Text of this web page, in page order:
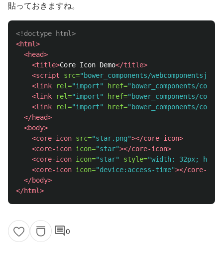
貼っておきますね。
<!doctype html>
<html>
<head>
<title>Core Icon Demo</title>
<script src="bower_components/webcomponentsjs/
<link
rel="import" href="bower_components/
<link
rel="import" href="bower_components/
<link
rel="import" href="bower_components/
</head>
<body>
<core-icon src="star.png"></core-icon>
<core-icon icon="star"></core-icon>
<core-icon icon="star" style="width: 32px;
<core-icon icon="device:access-time"></core-
</body>
</html>
comment0